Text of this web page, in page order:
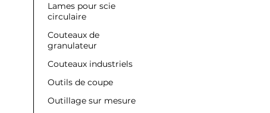
Lames pour scie
circulaire
Couteaux de
granulateur
Couteaux industriels
Outils de coupe
Outillage sur mesure